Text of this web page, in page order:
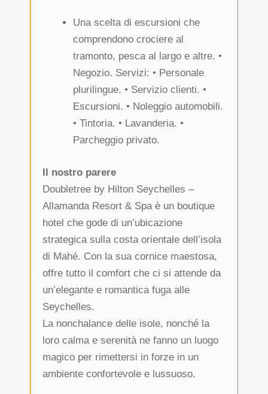
Una scelta di escursioni che
comprendono crociere al
tramonto, pesca al largo e altre. •
Negozio. Servizi: • Personale
plurilingue. • Servizio clienti. •
Escursioni. • Noleggio automobili.
• Tintoria. • Lavanderia. •
Parcheggio privato.
Il nostro parere
Doubletree by Hilton Seychelles –
Allamanda Resort & Spa è un boutique
hotel che gode di un’ubicazione
strategica sulla costa orientale dell’isola
di Mahé. Con la sua cornice maestosa,
offre tutto il comfort che ci si attende da
un’elegante e romantica fuga alle
Seychelles.
La nonchalance delle isole, nonché la
loro calma e serenità ne fanno un luogo
magico per rimettersi in forze in un
ambiente confortevole e lussuoso.